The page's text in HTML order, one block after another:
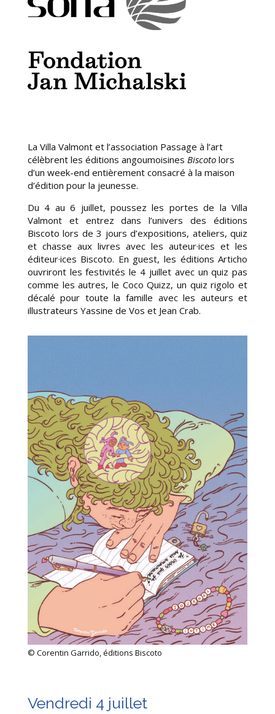
La Villa Valmont et l’association Passage à l’art
célèbrent les éditions angoumoisines Biscoto lors
d’un week-end entièrement consacré à la maison
d’édition pour la jeunesse.
Du 4 au 6 juillet, poussez les portes de la Villa
Valmont et entrez dans l’univers des éditions
Biscoto lors de 3 jours d’expositions, ateliers, quiz
et chasse aux livres avec les auteur·ices et les
éditeur·ices Biscoto. En guest, les éditions Articho
ouvriront les festivités le 4 juillet avec un quiz pas
comme les autres, le Coco Quizz, un quiz rigolo et
décalé pour toute la famille avec les auteurs et
illustrateurs Yassine de Vos et Jean Crab.
© Corentin Garrido, éditions Biscoto
Vendredi 4 juillet